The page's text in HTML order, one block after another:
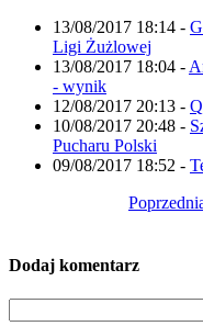
13/08/2017 18:14 -
Ligi Żużlowej
13/08/2017 18:04 -
- wynik
12/08/2017 20:13 -
10/08/2017 20:48 -
Pucharu Polski
09/08/2017 18:52 -
Dodaj komentarz